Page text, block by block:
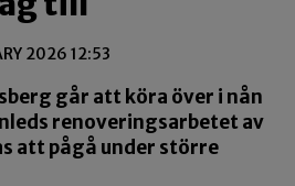
2026 12:53
går att köra över i nån
renoveringsarbetet av
att pågå under större